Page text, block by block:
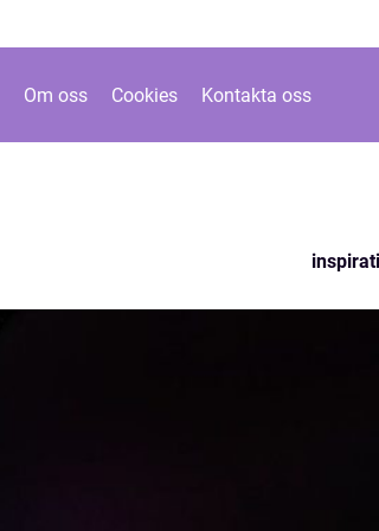
Om oss Cookies Kontakta oss